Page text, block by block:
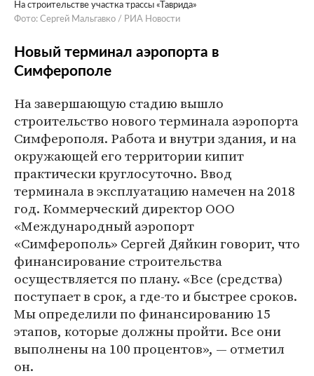
На строительстве участка трассы «Таврида»
Фото: Сергей Мальгавко / РИА Новости
Новый терминал аэропорта в
Симферополе
На завершающую стадию вышло
строительство нового терминала аэропорта
Симферополя. Работа и внутри здания, и на
окружающей его территории кипит
практически круглосуточно. Ввод
терминала в эксплуатацию намечен на 2018
год. Коммерческий директор ООО
«Международный аэропорт
«Симферополь» Сергей Дяйкин говорит, что
финансирование строительства
осуществляется по плану. «Все (средства)
поступает в срок, а где-то и быстрее сроков.
Мы определили по финансированию 15
этапов, которые должны пройти. Все они
выполнены на 100 процентов», — отметил
он.